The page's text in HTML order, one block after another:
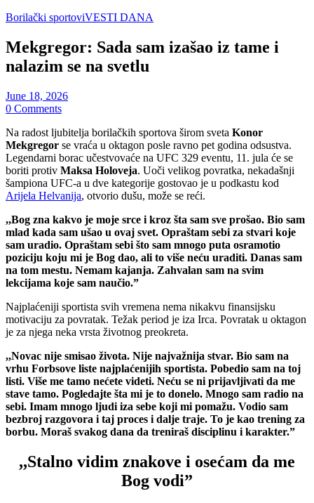
Borilački sportoviVESTI DANA
Mekgregor: Sada sam izašao iz tame i
nalazim se na svetlu
June 18, 2026
0 Comments
Na radost ljubitelja borilačkih sportova širom sveta Konor
Mekgregor se vraća u oktagon posle ravno pet godina odsustva.
Legendarni borac učestvovaće na UFC 329 eventu, 11. jula će se
boriti protiv Maksa Holoveja. Uoči velikog povratka, nekadašnji
šampiona UFC-a u dve kategorije gostovao je u podkastu kod
Arijela Helvanija, otvorio dušu, može se reći.
,,Bog zna kakvo je moje srce i kroz šta sam sve prošao. Bio sam
mlad kada sam ušao u ovaj svet. Opraštam sebi za stvari koje
sam uradio. Opraštam sebi što sam mnogo puta osramotio
poziciju koju mi je Bog dao, ali to više neću uraditi. Danas sam
na tom mestu. Nemam kajanja. Zahvalan sam na svim
lekcijama koje sam naučio.”
Najplaćeniji sportista svih vremena nema nikakvu finansijsku
motivaciju za povratak. Težak period je iza Irca. Povratak u oktagon
je za njega neka vrsta životnog preokreta.
,,Novac nije smisao života. Nije najvažnija stvar. Bio sam na
vrhu Forbsove liste najplaćenijih sportista. Pobedio sam na toj
listi. Više me tamo nećete videti. Neću se ni prijavljivati da me
stave tamo. Pogledajte šta mi je to donelo. Mnogo sam radio na
sebi. Imam mnogo ljudi iza sebe koji mi pomažu. Vodio sam
bezbroj razgovora i taj proces i dalje traje. To je kao trening za
borbu. Moraš svakog dana da treniraš disciplinu i karakter.”
,,Stalno vidim znakove i osećam da me
Bog vodi”